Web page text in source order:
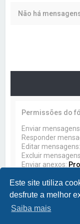
Este site utiliza
desfrute a melhor
Saiba mais
Não há
Permissões do
Enviar
Responder
Editar mensagens:
Excluir
Enviar anexos: